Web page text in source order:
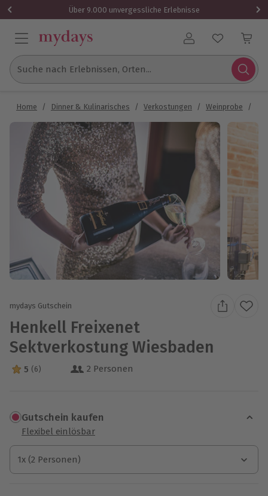
Über 9.000 unvergessliche Erlebnisse
Benutzerkonto
Suche nach Erlebnissen, Orten...
Home / Dinner & Kulinarisches / Verkostungen / Weinprobe /
mydays Gutschein
Henkell Freixenet
Sektverkostung Wiesbaden
5 Sterne von 5 aus 6 Bewertungen
5 (6) 2 Personen
Gutschein kaufen
Flexibel einlösbar
1x (2 Personen)
1x (2 Personen)
1x (2 Personen)